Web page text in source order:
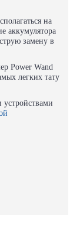
на
аккумулятора
замену в
Power Wand
легких тату